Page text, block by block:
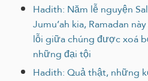
Hadith: Năm lễ nguyện
Jumu’ah kia, Ramadan
lỗi giữa chúng được xoá
những đại tội
Hadith: Quả thật, những